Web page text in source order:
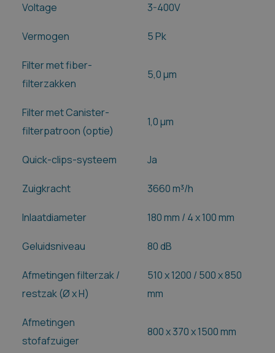
Voltage 3-400V
Vermogen 5 Pk
Filter met fiber-
filterzakken
5,0 µm
Filter met Canister-
filterpatroon (optie)
1,0 µm
Quick-clips-systeem Ja
Zuigkracht 3660 m³/h
Inlaatdiameter 180 mm / 4 x 100 mm
Geluidsniveau 80 dB
Afmetingen filterzak /
restzak (Ø x H)
510 x 1200 / 500 x 850
mm
Afmetingen
stofafzuiger
800 x 370 x 1500 mm